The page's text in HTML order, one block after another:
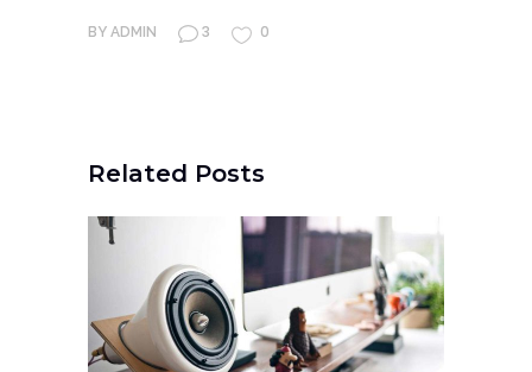
BY ADMIN 3 0
Related Posts